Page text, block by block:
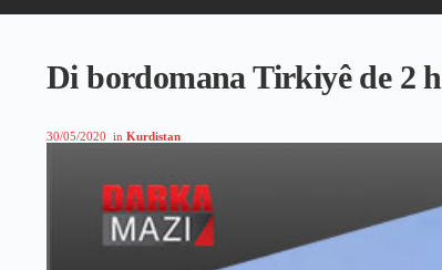
Di bordomana Tirkiyê de 2
30/05/2020 in Kurdistan